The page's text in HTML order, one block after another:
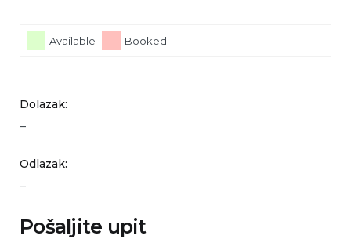
Available Booked
Dolazak:
–
Odlazak:
–
Pošaljite upit